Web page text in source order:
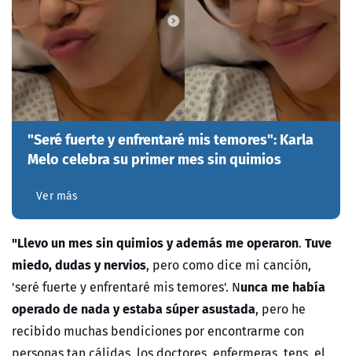
"Seré fuerte y enfrentaré mis temores": Karla
Melo celebra su primer mes sin quimios
Ver más
"Llevo un mes sin quimios y además me operaron. Tuve
miedo, dudas y nervios, pero como dice mi canción,
'seré fuerte y enfrentaré mis temores'. Nunca me había
operado de nada y estaba súper asustada, pero he
recibido muchas bendiciones por encontrarme con